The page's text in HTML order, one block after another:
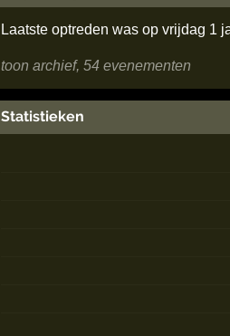
Laatste optreden was op vrijdag 1
toon archief, 54 evenementen
Statistieken